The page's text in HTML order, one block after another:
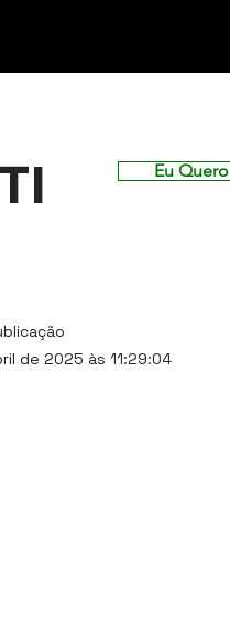
Eu Quero
de 2025 às 11:29:04